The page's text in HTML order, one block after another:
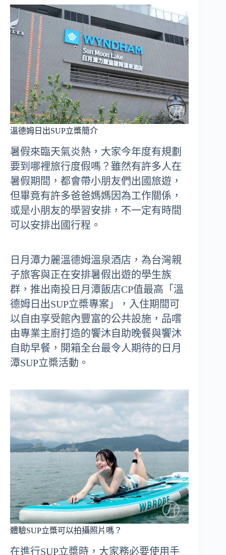
溫德姆日出SUP立槳簡介
暑假來臨天氣炎熱，大家今年度有規劃
要到哪裡旅行度假嗎？雖然有許多人在
暑假期間，都會帶小朋友們出國旅遊，
但畢竟有許多爸爸媽媽因為工作關係，
或是小朋友的學習安排，不一定有時間
可以安排出國行程。
日月潭力麗溫德姆溫泉酒店，為台灣親
子旅客與正在安排暑假出遊的學生族
群，推出南投日月潭飯店CP值最高「溫
德姆日出SUP立槳專案」，入住期間可
以自由享受館內豐富的公共設施，品嚐
由專業主廚打造的饗沐自助晚餐與饗沐
自助早餐，開箱全台最令人期待的日月
潭SUP立槳活動。
體驗SUP立槳可以拍攝照片嗎？
在進行SUP立槳時，大家務必要使用手